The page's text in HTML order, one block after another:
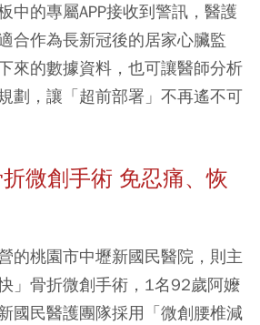
中的專屬APP接收到警訊，醫護
合作為長新冠後的居家心臟監
來的數據資料，也可讓醫師分析
劃，讓「超前部署」不再遙不可
微創手術 免忍痛、恢
的桃園市中壢新國民醫院，則主
」骨折微創手術，1名92歲阿嬤
國民醫護團隊採用「微創腰椎減